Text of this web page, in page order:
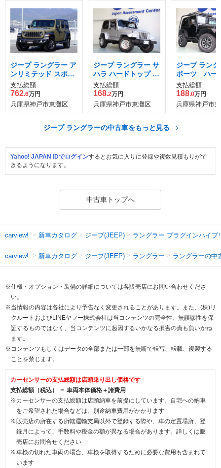
ジープ ラングラー ア
ンリミテッド スポー
ツ '41エディション 4
WD
支払総額
762.6万円
兵庫県神戸市東灘区
ジープ ラングラー サ
ハラ ハードトップ 4
WD
支払総額
168.2万円
兵庫県神戸市東灘区
ジープ ラン
ポーツ ハー
プ
支払総額
188.0万円
兵庫県神戸市
ジープ ラングラーの中古車をもっと見る
Yahoo! JAPAN IDでログインするとお気に入りに登録や複数見積もりがで
きるようになります。
中古車トップへ
carview! 新車カタログ ジープ(JEEP) ラングラー プラグインハイブ
carview! 新車カタログ ジープ(JEEP) ラングラー ラングラーの中
※仕様・オプション・装備の詳細については各販売店にお問い合わせくださ
い。
※当情報の内容は各社により予告なく変更されることがあります。また、(株)リ
クルートおよびLINEヤフー株式会社は当コンテンツの完全性、無誤謬性を保
証するものではなく、当コンテンツに起因するいかなる損害の責も負いかね
ます。
※コンテンツもしくはデータの全部または一部を無断で転写、転載、複製する
ことを禁じます。
カーセンサーの支払総額は店頭乗り出し価格です
支払総額（税込） ＝ 車両本体価格＋諸費用
※カーセンサーの支払総額は店頭納車を前提にしています。自宅への納車
をご希望された場合などは、別途納車費用がかかります
※販売店の所在する所轄運輸支局以外で登録する際や、車の定置場所、登
録月によって、手数料や税金の額が異なる場合があります。詳しくは販
売店にお問合せください
※車検の切れた車両の場合、車検を取得するために必要な費用も含まれて
います